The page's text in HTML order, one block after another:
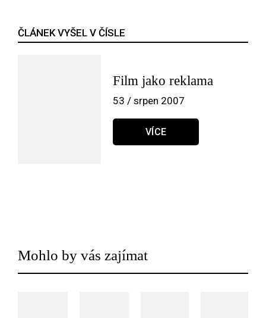
ČLÁNEK VYŠEL V ČÍSLE
Film jako reklama
53 / srpen 2007
VÍCE
Mohlo by vás zajímat